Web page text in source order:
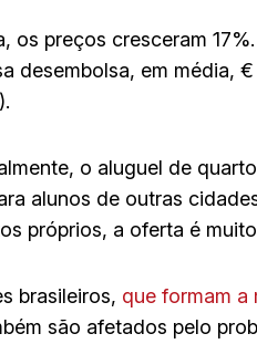
os preços cresceram
desembolsa, em média,
o aluguel de
alunos de outras
próprios, a oferta é
brasileiros, que formam a
são afetados pelo